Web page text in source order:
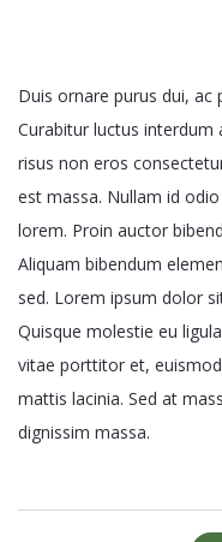
Duis ornare purus dui, ac
Curabitur luctus interdum
risus non eros
est massa. Nullam id
lorem. Proin auctor
Aliquam bibendum
sed. Lorem ipsum dolor
Quisque molestie eu
vitae porttitor et,
mattis lacinia. Sed at
dignissim massa.